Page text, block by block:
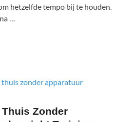
hetzelfde tempo bij te houden.
…
Zonder